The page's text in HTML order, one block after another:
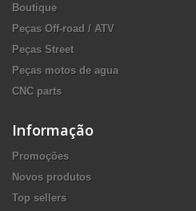
Boutique
Peças Off-road / ATV
Peças Street
Peças motos de agua
CNC parts
Informação
Promoções
Novos produtos
Top sellers